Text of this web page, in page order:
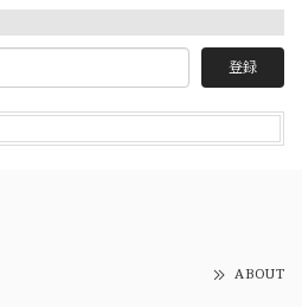
登録
ABOUT